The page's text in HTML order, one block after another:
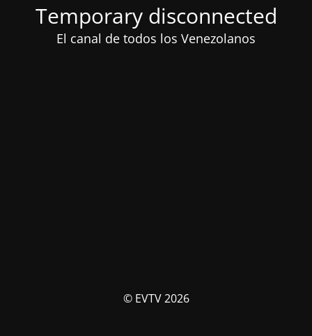
Temporary disconnected
El canal de todos los Venezolanos
© EVTV 2026